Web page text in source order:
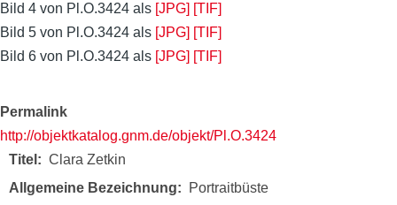
Bild 4 von Pl.O.3424 als [JPG] [TIF]
Bild 5 von Pl.O.3424 als [JPG] [TIF]
Bild 6 von Pl.O.3424 als [JPG] [TIF]
Permalink
http://objektkatalog.gnm.de/objekt/Pl.O.3424
Titel
Clara Zetkin
Allgemeine Bezeichnung
Portraitbüste